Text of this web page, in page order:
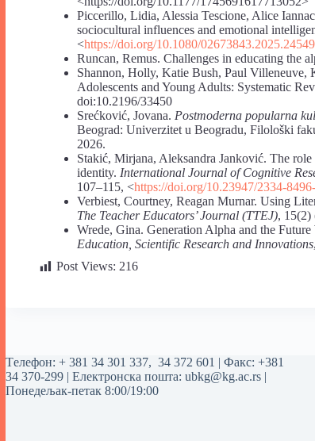
Piccerillo, Lidia, Alessia Tescione, Alice
sociocultural influences and emotional
<https://doi.org/10.1080/
Runcan, Remus. Challenges in educating the
Shannon, Holly, Katie Bush, Paul Villeneuve,
Adolescents and Young Adults: Systematic
doi:10.2196/33450
Srećković, Jovana. Postmoderna popularna
Beograd: Univerzitet u Beogradu, Filološki
2026.
Stakić, Mirjana, Aleksandra Janković. The
identity. International Journal of Cognitive
107–115, <https://doi.org/10.23947/2334-
Verbiest, Courtney, Reagan Murnar. Using
The Teacher Educators’ Journal (TTEJ), 15(2)
Wrede, Gina. Generation Alpha and the
Education, Scientific Research and Innovations
Post Views: 216
Tелефон: + 381 34 301 337, 34 372 601 | Факс: +381
34 370-299 | Електронска пошта: ubkg@kg.ac.rs |
Понедељак-петак 8:00/19:00